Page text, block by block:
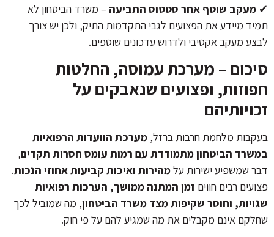
✔ מעקב שוטף אחר סטטוס התביעה – משרד הביטחון לא
תמיד מיידע את הפצועים לגבי התקדמות התיק, ולכן יש צורך
לבצע מעקב אקטיבי ולדרוש עדכונים שוטפים.
סיכום – מערכת עמוסה, החלטות
חפוזות, ופצועים שנאבקים על
זכויותיהם
בעקבות מלחמת חרבות ברזל, מערכת הוועדות הרפואיות
במשרד הביטחון מתמודדת עם רמות עומס חסרות תקדים,
דבר שמשפיע ישירות עלמהירות ואיכות קביעות אחוזי הנכות.
פצועים רבים חווים זמן המתנה ממושך, הערכות רפואיות
שגויות, וחוסר שקיפות מצד משרד הביטחון, מה שמוביל לכך
שחלקם אינם מקבלים את מה שמגיע להם על פי חוק.